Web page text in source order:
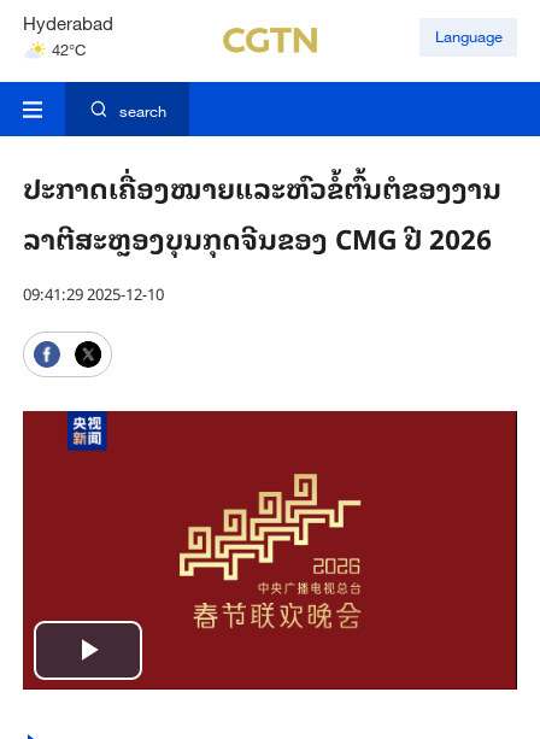
Hyderabad
42°C
Mumbai
Language
search
ປະກາດເຄື່ອງໝາຍແລະຫົວຂໍ້ຕົ້ນຕໍຂອງງານ
ລາຕີສະຫຼອງບຸນກຸດຈີນຂອງ CMG ປີ 2026
09:41:29 2025-12-10
Play